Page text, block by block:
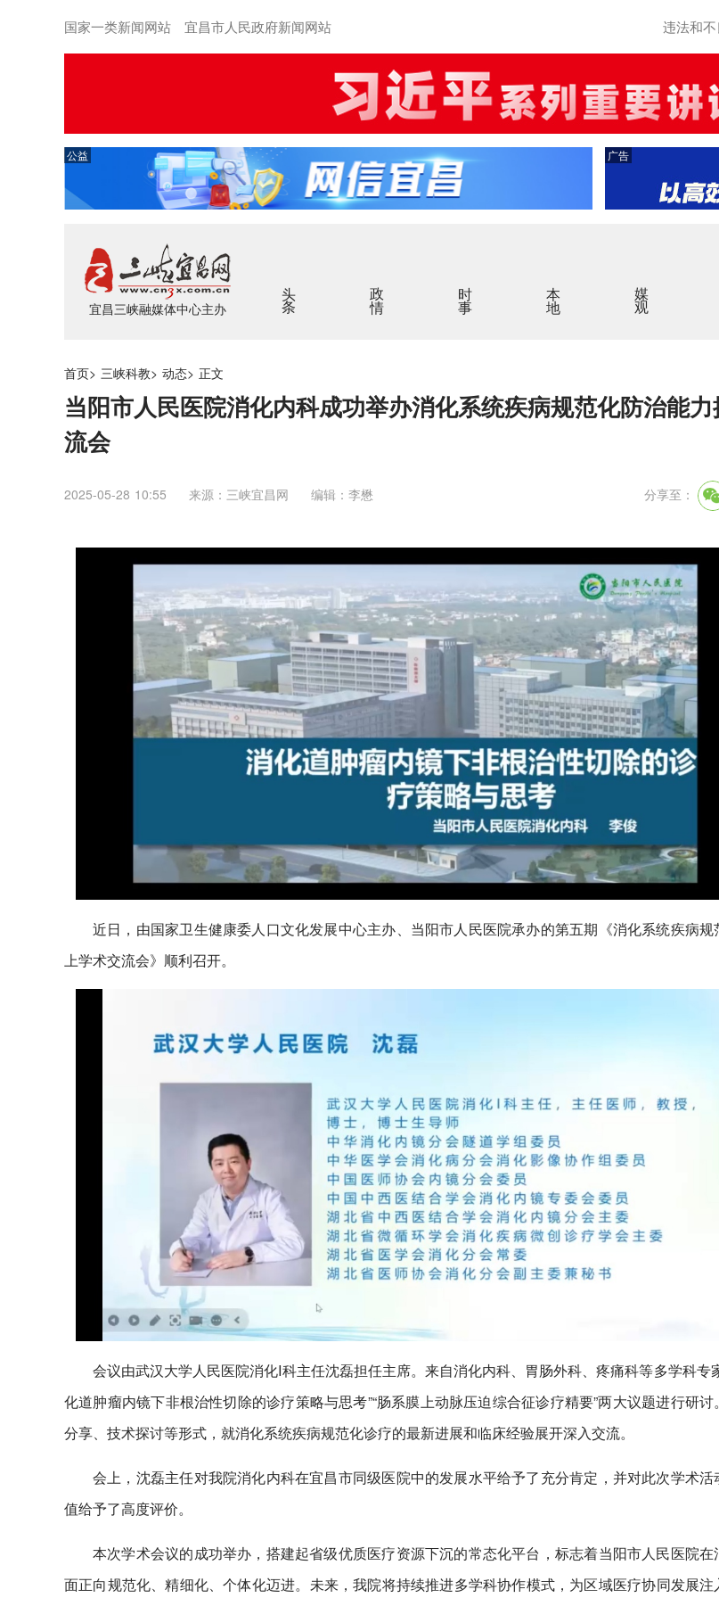
国家一类新闻网站 宜昌市人民政府新闻网站 违法和
公益 广告
宜昌三峡融媒体中心主办
头条 政情 时事 本地 媒观
首页> 三峡科教> 动态> 正文
当阳市人民医院消化内科成功举办消化系统疾病规范化防治能
流会
2025-05-28 10:55 来源：三峡宜昌网 编辑：李懋 分享至：
近日，由国家卫生健康委人口文化发展中心主办、当阳市人民医院承办的第五期《消化系统疾病
上学术交流会》顺利召开。
会议由武汉大学人民医院消化I科主任沈磊担任主席。来自消化内科、胃肠外科、疼痛科等多学科专
化道肿瘤内镜下非根治性切除的诊疗策略与思考”“肠系膜上动脉压迫综合征诊疗精要”两大议题进行研
分享、技术探讨等形式，就消化系统疾病规范化诊疗的最新进展和临床经验展开深入交流。
会上，沈磊主任对我院消化内科在宜昌市同级医院中的发展水平给予了充分肯定，并对此次学术
值给予了高度评价。
本次学术会议的成功举办，搭建起省级优质医疗资源下沉的常态化平台，标志着当阳市人民医院
面正向规范化、精细化、个体化迈进。未来，我院将持续推进多学科协作模式，为区域医疗协同发展